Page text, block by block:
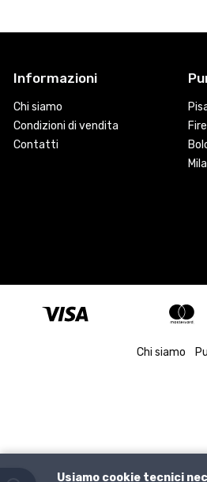
Informazioni
Chi siamo
Condizioni di vendita
Contatti
Chi siamo
Usiamo cookie tecnici